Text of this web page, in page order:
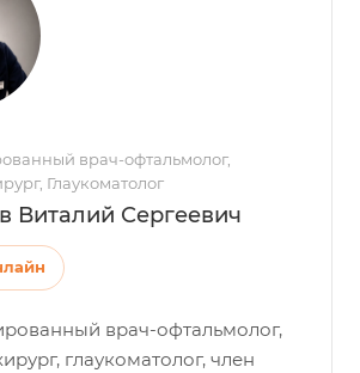
врач-офтальмолог,
Глаукоматолог
Виталий Сергеевич
врач-офтальмолог,
глаукоматолог, член